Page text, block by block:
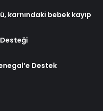
karnındaki bebek kayıp
Destek